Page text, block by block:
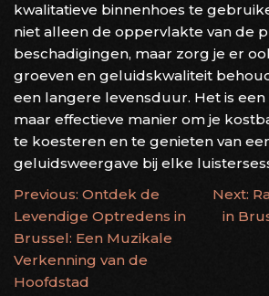
kwalitatieve binnenhoes te
niet alleen de oppervlakte van de
beschadigingen, maar zorg je er
groeven en geluidskwaliteit
een langere levensduur. Het is
maar effectieve manier om je
te koesteren en te genieten van
geluidsweergave bij elke
BERICHTNAVIGATIE
Previous: Ontdek de
Levendige Optredens in
Brussel: Een Muzikale
Verkenning van de
Hoofdstad
Next:
in